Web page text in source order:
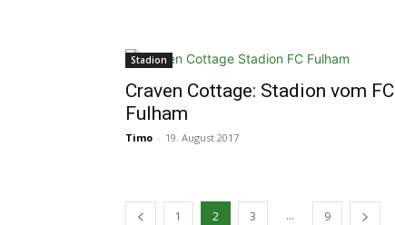
Stadion
Craven Cottage: Stadion vom FC
Fulham
Timo - 19. August 2017
1 2 3 ... 9